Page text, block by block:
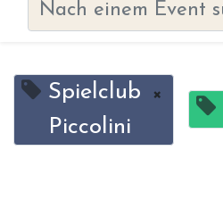
Spielclub
Piccolini
×